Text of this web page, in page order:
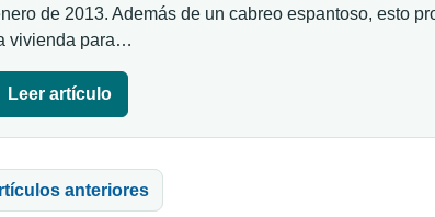
de 2013. Además de un cabreo espantoso, esto
vivienda para…
Leer artículo
de entradas
anteriores